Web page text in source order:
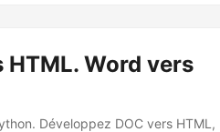
HTML. Word vers
Développez DOC vers HTML,